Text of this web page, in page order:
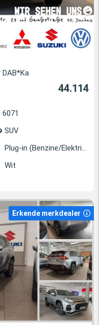
44.114
6071
SUV
Plug-in (Benzine/Elektrisch)
Wit
Erkende merkdealer